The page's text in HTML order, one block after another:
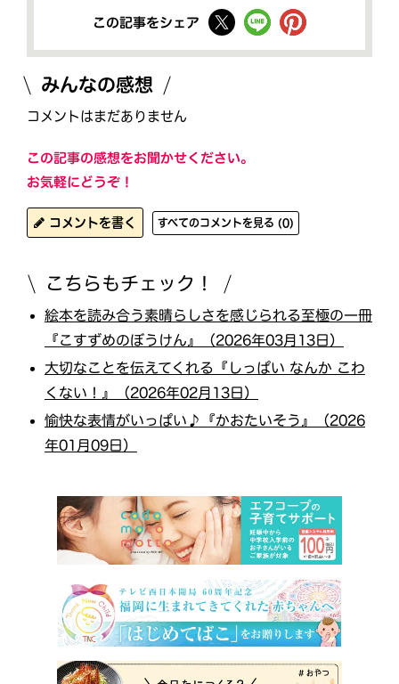
この記事をシェア
みんなの感想
コメントはまだありません
この記事の感想をお聞かせください。
お気軽にどうぞ！
コメントを書く すべてのコメントを見る (0)
こちらもチェック！
絵本を読み合う素晴らしさを感じられる至極の一冊
『こすずめのぼうけん』（2026年03月13日）
大切なことを伝えてくれる『しっぱい なんか こわ
くない！』（2026年02月13日）
愉快な表情がいっぱい♪『かおたいそう』（2026
年01月09日）